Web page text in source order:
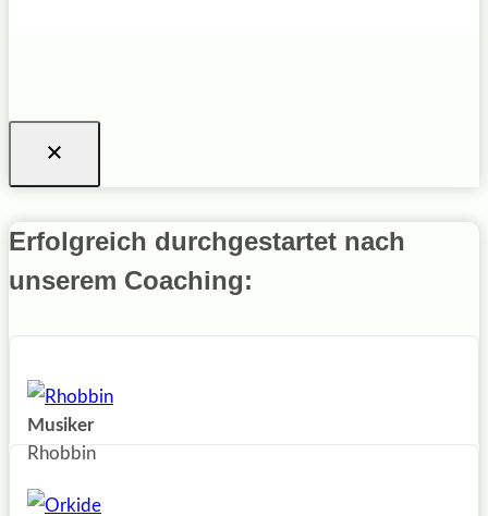
Erfolgreich durchgestartet nach
unserem Coaching:
Musiker
Rhobbin